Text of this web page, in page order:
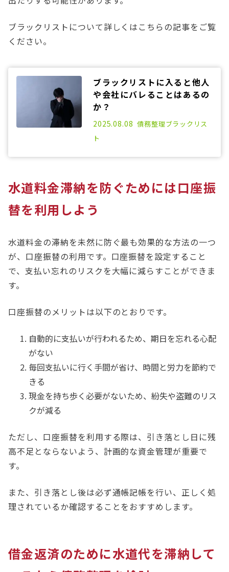
ブラックリストについて詳しくはこちらの記事をご覧
ください。
ブラックリストに入ると他人
や会社にバレることはあるの
か？
2021.03.22
2025.08.08 債務整理ブラックリス
ト
水道料金滞納を防ぐためには口座振
替を利用しよう
水道料金の滞納を未然に防ぐ最も効果的な方法の一つ
が、口座振替の利用です。口座振替を設定すること
で、支払い忘れのリスクを大幅に減らすことができま
す。
口座振替のメリットは以下のとおりです。
自動的に支払いが行われるため、期日を忘れる心配
がない
毎回支払いに行く手間が省け、時間と労力を節約で
きる
現金を持ち歩く必要がないため、紛失や盗難のリス
クが減る
ただし、口座振替を利用する際は、引き落とし日に残
高不足とならないよう、計画的な資金管理が重要で
す。
また、引き落とし後は必ず通帳記帳を行い、正しく処
理されているか確認することをおすすめします。
借金返済のために水道代を滞納して